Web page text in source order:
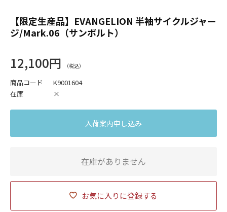
【限定生産品】EVANGELION 半袖サイクルジャー
ジ/Mark.06（サンボルト）
12,100円
商品コード
K9001604
在庫
×
お気に入りに登録する
入荷案内申し込み
在庫がありません